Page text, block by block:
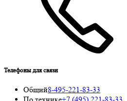
Телефоны для связи
Общий8-495-221-83-33